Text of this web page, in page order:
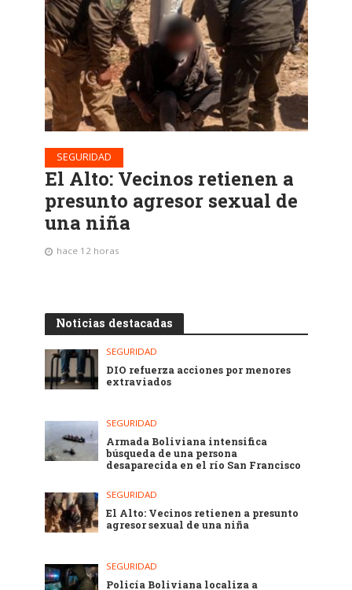
SEGURIDAD
El Alto: Vecinos retienen a
presunto agresor sexual de
una niña
hace 12 horas
Noticias destacadas
SEGURIDAD
DIO refuerza acciones por menores
extraviados
SEGURIDAD
Armada Boliviana intensifica
búsqueda de una persona
desaparecida en el río San Francisco
SEGURIDAD
El Alto: Vecinos retienen a presunto
agresor sexual de una niña
SEGURIDAD
Policía Boliviana localiza a